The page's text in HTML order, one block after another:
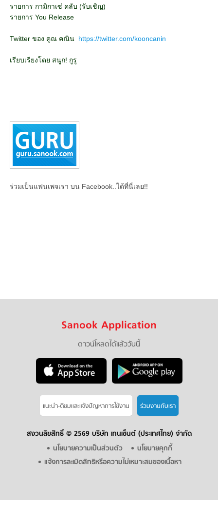
รายการ กามิกาเซ่ คลับ (รับเชิญ)
รายการ You Release
Twitter ของ คูณ คณิน https://twitter.com/kooncanin
เรียบเรียงโดย สนูก! กูรู
ร่วมเป็นแฟนเพจเรา บน Facebook..ได้ที่นี่เลย!!
Sanook Application
ดาวน์โหลดได้แล้ววันนี้
แนะนำ-ติชมเเละแจ้งปัญหาการใช้งาน ร่วมงานกับเรา
สงวนลิขสิทธิ์ © 2569 บริษัท เทนเซ็นต์ (ประเทศไทย) จำกัด
นโยบายความเป็นส่วนตัว
นโยบายคุกกี้
แจ้งการละเมิดสิทธิหรือความไม่เหมาะสมของเนื้อหา